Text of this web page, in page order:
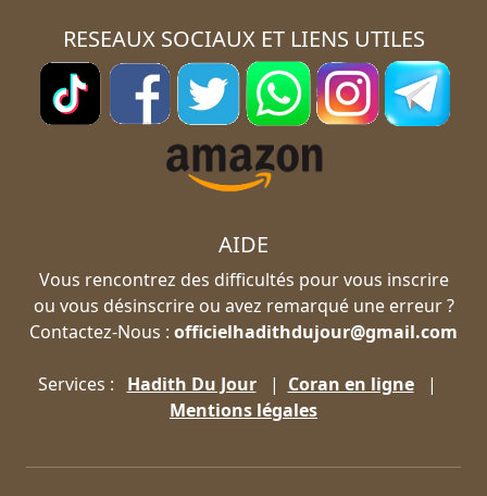
RESEAUX SOCIAUX ET LIENS UTILES
AIDE
Vous rencontrez des difficultés pour vous inscrire
ou vous désinscrire ou avez remarqué une erreur ?
Contactez-Nous : officielhadithdujour@gmail.com
Services : Hadith Du Jour| Coran en ligne|
Mentions légales